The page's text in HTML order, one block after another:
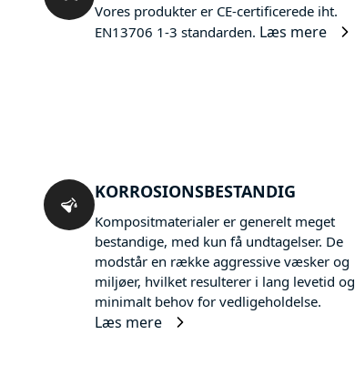
Vores produkter er CE-certificerede iht.
EN13706 1-3 standarden. Læs mere
KORROSIONSBESTANDIG
Kompositmaterialer er generelt meget
bestandige, med kun få undtagelser. De
modstår en række aggressive væsker og
miljøer, hvilket resulterer i lang levetid og
minimalt behov for vedligeholdelse.
Læs mere